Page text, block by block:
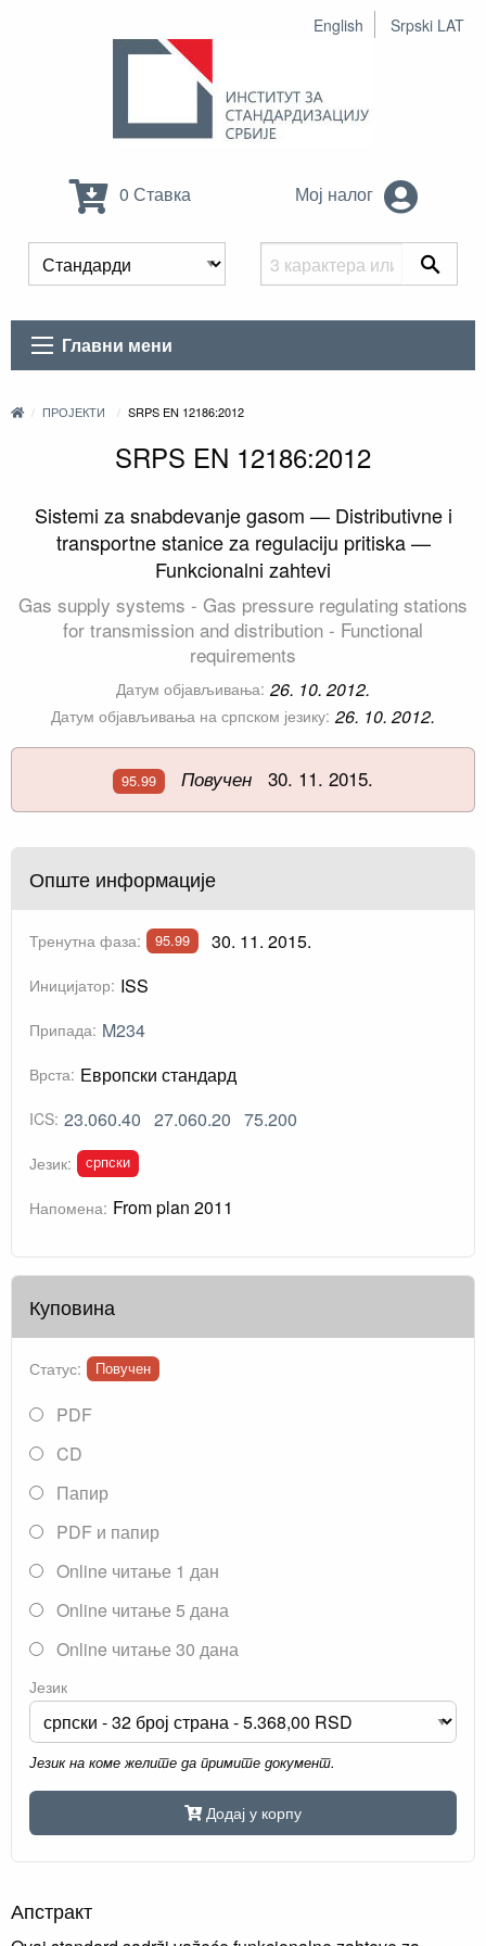
English Srpski LAT
0 Ставка Мој налог
Главни мени
ПРОЈЕКТИ SRPS EN 12186:2012
SRPS EN 12186:2012
Sistemi za snabdevanje gasom — Distributivne i
transportne stanice za regulaciju pritiska —
Funkcionalni zahtevi
Gas supply systems - Gas pressure regulating stations
for transmission and distribution - Functional
requirements
Датум објављивања: 26. 10. 2012.
Датум објављивања на српском језику: 26. 10. 2012.
95.99 Повучен 30. 11. 2015.
Опште информације
Тренутна фаза: 95.99 30. 11. 2015.
Иницијатор: ISS
Припада: M234
Врста: Европски стандард
ICS: 23.060.40 27.060.20 75.200
Језик: српски
Напомена: From plan 2011
Куповина
Статус: Повучен
PDF
CD
Папир
PDF и папир
Online читање 1 дан
Online читање 5 дана
Online читање 30 дана
Језик
Језик на коме желите да примите документ.
Додај у корпу
Апстракт